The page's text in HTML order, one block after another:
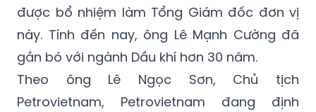
được bổ nhiệm làm Tổng Giám đốc đơn vị
này. Tính đến nay, ông Lê Mạnh Cường đã
gắn bó với ngành Dầu khí hơn 30 năm.
Theo ông Lê Ngọc Sơn, Chủ tịch
Petrovietnam, Petrovietnam đang định